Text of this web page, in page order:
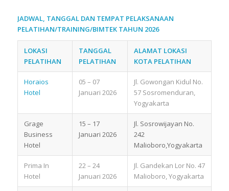
JADWAL, TANGGAL DAN TEMPAT PELAKSANAAN
PELATIHAN/TRAINING/BIMTEK TAHUN 2026
LOKASI
PELATIHAN
TANGGAL
PELATIHAN
ALAMAT LOKASI
KOTA PELATIHAN
Horaios
Hotel
05 – 07
Januari 2026
Jl. Gowongan Kidul No.
57 Sosromenduran,
Yogyakarta
Grage
Business
Hotel
15 – 17
Januari 2026
Jl. Sosrowijayan No.
242
Malioboro,Yogyakarta
Prima In
Hotel
22 – 24
Januari 2026
Jl. Gandekan Lor No. 47
Malioboro, Yogyakarta